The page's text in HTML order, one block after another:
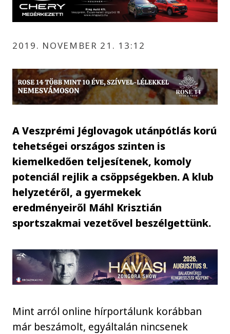
2019. NOVEMBER 21. 13:12
A Veszprémi Jéglovagok utánpótlás korú
tehetségei országos szinten is
kiemelkedően teljesítenek, komoly
potenciál rejlik a csöppségekben. A klub
helyzetéről, a gyermekek
eredményeiről Máhl Krisztián
sportszakmai vezetővel beszélgettünk.
Mint arról online hírportálunk korábban
már beszámolt, egyáltalán nincsenek